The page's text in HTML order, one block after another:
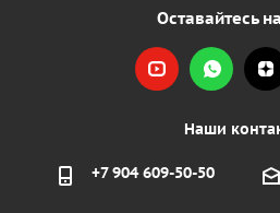
Оставайтесь
Наши
+7 904 609-50-50